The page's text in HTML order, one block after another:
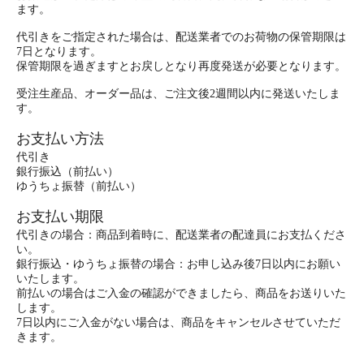
ます。
代引きをご指定された場合は、配送業者でのお荷物の保管期限は
7日となります。
保管期限を過ぎますとお戻しとなり再度発送が必要となります。
受注生産品、オーダー品は、ご注文後2週間以内に発送いたしま
す。
お支払い方法
代引き
銀行振込（前払い）
ゆうちょ振替（前払い）
お支払い期限
代引きの場合：商品到着時に、配送業者の配達員にお支払くださ
い。
銀行振込・ゆうちょ振替の場合：お申し込み後7日以内にお願い
いたします。
前払いの場合はご入金の確認ができましたら、商品をお送りいた
します。
7日以内にご入金がない場合は、商品をキャンセルさせていただ
きます。